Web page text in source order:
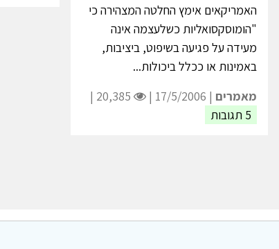
האמריקאים אימץ החלטה המצהירה כי
"הומוסקסואליות כשלעצמה אינה
מעידה על פגיעה בשיפוט, ביציבות,
באמינות או ככלל ביכולות...
מאמרים | 17/5/2006 |
5 תגובות